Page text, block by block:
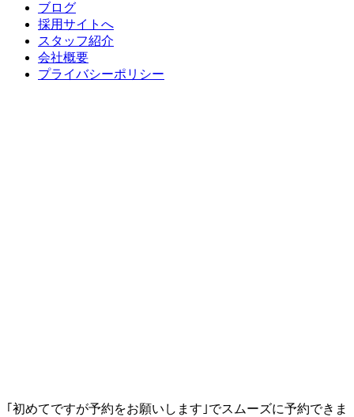
ブログ
採用サイトへ
スタッフ紹介
会社概要
プライバシーポリシー
｢初めてですが予約をお願いします｣でスムーズに予約できま